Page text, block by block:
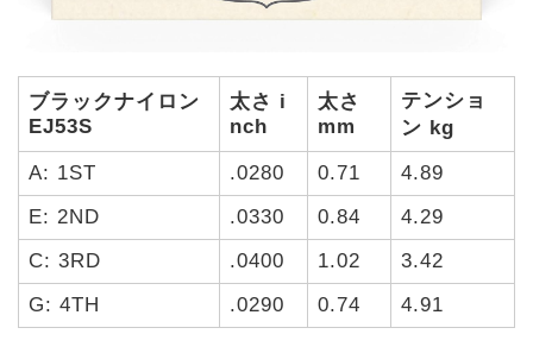
ブラックナイロン
EJ53S
太さ i
nch
太さ
mm
テンショ
ン kg
A: 1ST
.0280 0.71
4.89
E: 2ND
.0330 0.84
4.29
C: 3RD
.0400 1.02
3.42
G: 4TH
.0290 0.74 4.91